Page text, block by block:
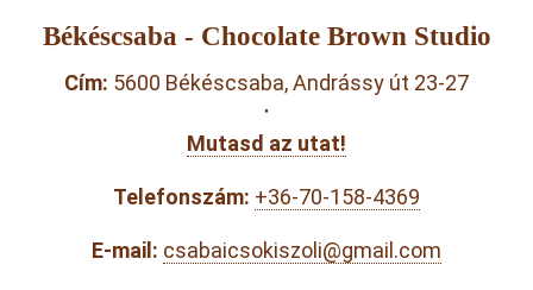
Békéscsaba - Chocolate Brown Studio
Cím: 5600 Békéscsaba, Andrássy út 23-27
·
Mutasd az utat!
Telefonszám: +36-70-158-4369
E-mail: csabaicsokiszoli@gmail.com